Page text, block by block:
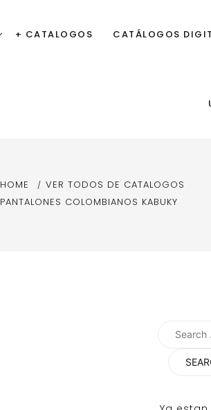
+ CATALOGOS CATÁLOGOS
HOME
VER TODOS DE CATALOGOS
PANTALONES COLOMBIANOS KABUKY
Search